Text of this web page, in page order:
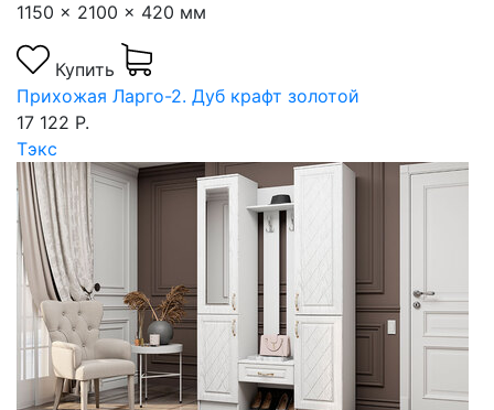
1150 x 2100 x 420 мм
Купить
Прихожая Ларго-2. Дуб крафт золотой
17 122 Р.
Тэкс